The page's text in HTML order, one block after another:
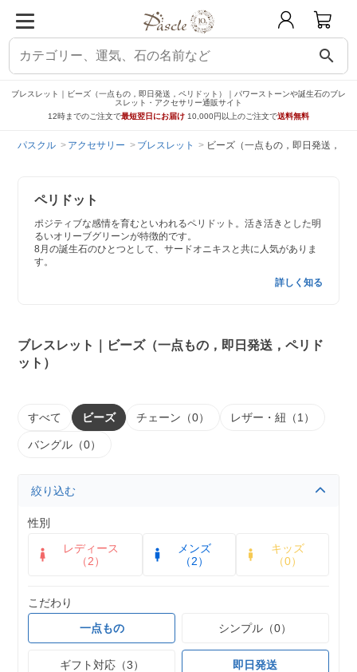
search
ブレスレット｜ビーズ（一点もの，即日発送，ペリドット）｜パワーストーンや誕生石のブレ
スレット・アクセサリー通販サイト
12時までのご注文で最短翌日にお届け 10,000円以上のご注文で送料無料
パスクル アクセサリー ブレスレット ビーズ（一点もの，即日発送，ペ
ペリドット
ポジティブな感情を育むといわれるペリドット。活き活きとした明
るいオリーブグリーンが特徴的です。
8月の誕生石のひとつとして、サードオニキスと共に人気がありま
す。
詳しく知る
ブレスレット｜ビーズ（一点もの，即日発送，ペリド
ット）
すべて ビーズ チェーン（0） レザー・紐（1）
バングル（0）
絞り込む
性別
レディース
（2）
メンズ
（2）
キッズ
（0）
こだわり
一点もの
シンプル（0）
ギフト対応（3） 即日発送